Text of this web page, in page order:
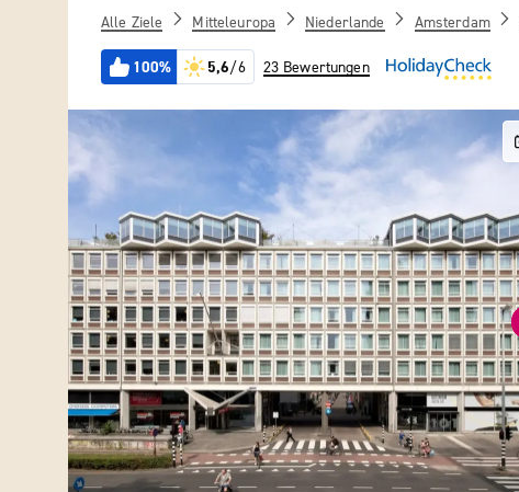
Alle Ziele Mitteleuropa Niederlande Amsterdam
100% 5,6/6 23 Bewertungen